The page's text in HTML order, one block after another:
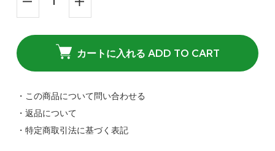
カートに入れる ADD TO CART
・この商品について問い合わせる
・返品について
・特定商取引法に基づく表記